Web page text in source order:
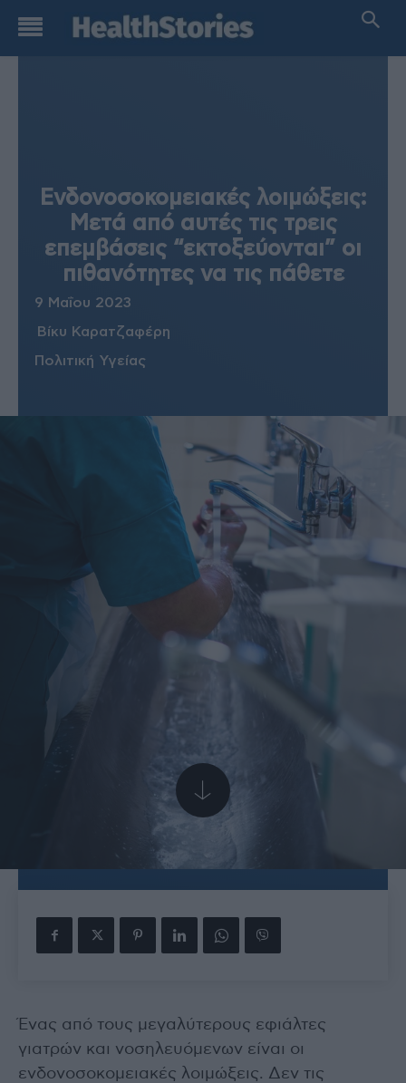
Ενδονοσοκομειακές λοιμώξεις:
Μετά από αυτές τις τρεις
επεμβάσεις “εκτοξεύονται” οι
πιθανότητες να τις πάθετε
9 Μαΐου 2023
Βίκυ Καρατζαφέρη
Πολιτική Υγείας
Ένας από τους μεγαλύτερους εφιάλτες
γιατρών και νοσηλευόμενων είναι οι
ενδονοσοκομειακές λοιμώξεις. Δεν τις